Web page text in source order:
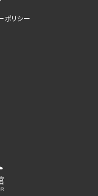
ポリシー